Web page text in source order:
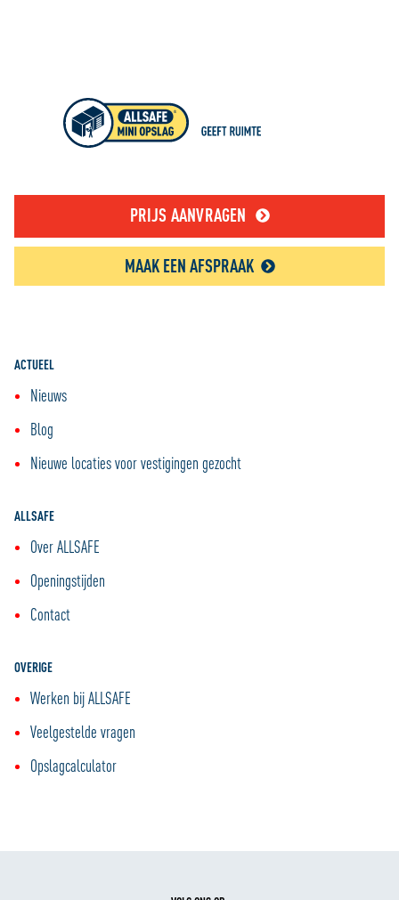
PRIJS AANVRAGEN
MAAK EEN AFSPRAAK
ACTUEEL
Nieuws
Blog
Nieuwe locaties voor vestigingen gezocht
ALLSAFE
Over ALLSAFE
Openingstijden
Contact
OVERIGE
Werken bij ALLSAFE
Veelgestelde vragen
Opslagcalculator